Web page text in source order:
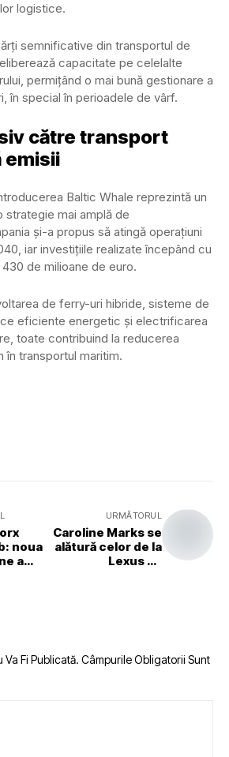
logistice.
semnificative din transportul de
capacitate pe celelalte
permițând o mai bună gestionare a
în special în perioadele de vârf.
către transport
emisii
Baltic Whale reprezintă un
mai amplă de
și-a propus să atingă operațiuni
iar investițiile realizate începând cu
de milioane de euro.
de ferry-uri hibride, sisteme de
eficiente energetic și electrificarea
toate contribuind la reducerea
în transportul maritim.
noua
a
URMĂTORUL
Caroline Marks se
alătură celor de la
Lexus ca
Va Fi Publicată. Câmpurile Obligatorii Sunt